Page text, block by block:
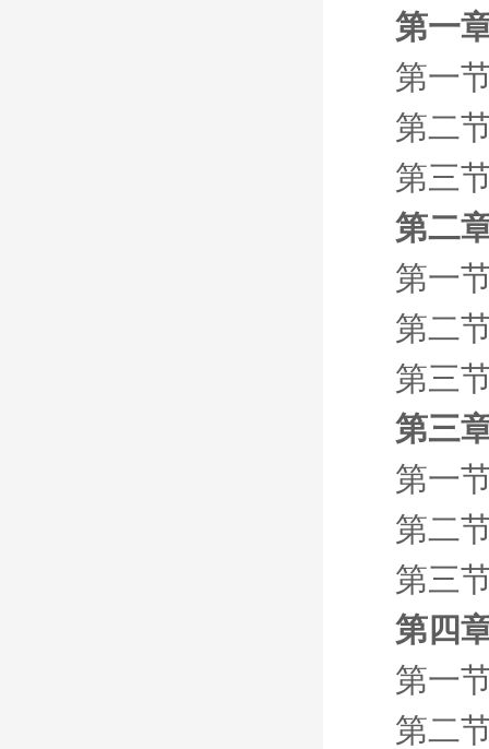
第一
第一
第二
第三
第二
第一
第二
第三
第三
第一
第二
第三
第四
第一
第二